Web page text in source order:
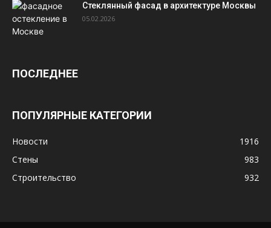
Стеклянный фасад в архитектуре Москвы
05.02.2026
ПОСЛЕДНЕЕ
ПОПУЛЯРНЫЕ КАТЕГОРИИ
Новости
1916
Стены
983
Строительство
932